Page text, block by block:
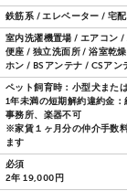
鉄筋系 / エレベーター / 宅
室内洗濯機置場 / エアコン
便座 / 独立洗面所 / 浴室乾
ホン / BSアンテナ / CSアン
ペット飼育時：小型犬また
1年未満の短期解約違約金：
事務所、楽器不可
※家賃１ヶ月分の仲介手数
ます
必須
2年 19,000円